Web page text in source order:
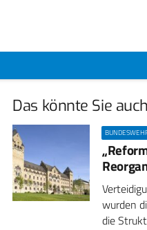
Das könnte Sie
wurden
die